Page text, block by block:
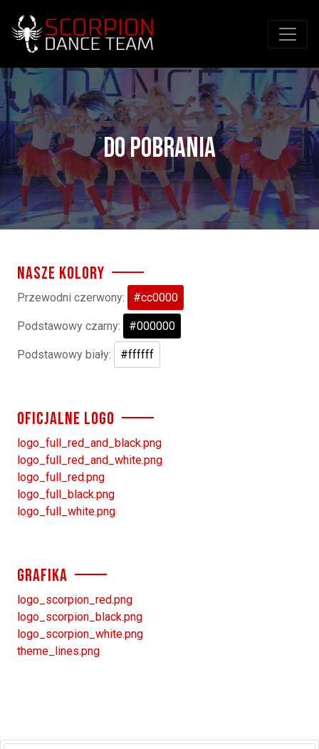
Do pobrania
NASZE KOLORY
Przewodni czerwony: #cc0000
Podstawowy czarny: #000000
Podstawowy biały: #ffffff
OFICJALNE LOGO
logo_full_red_and_black.png
logo_full_red_and_white.png
logo_full_red.png
logo_full_black.png
logo_full_white.png
GRAFIKA
logo_scorpion_red.png
logo_scorpion_black.png
logo_scorpion_white.png
theme_lines.png